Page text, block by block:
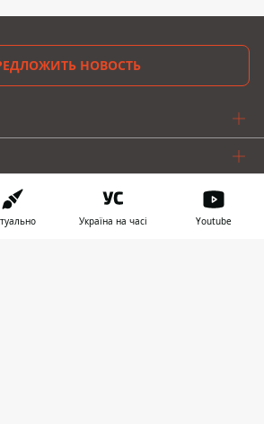
НОВОСТЬ
Україна на часі Youtube